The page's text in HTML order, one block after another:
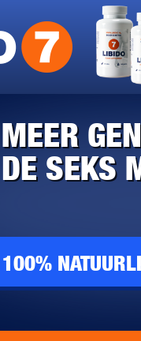
MEER
DE SEKS
100%